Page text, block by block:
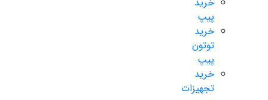
پیپ
خرید
توتون
پیپ
خرید
تجهیزات